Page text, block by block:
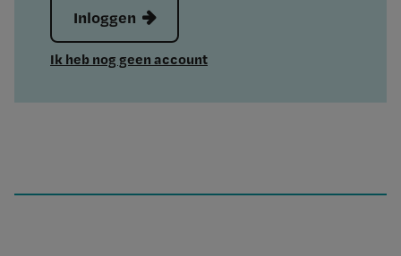
Inloggen
Ik heb nog geen account